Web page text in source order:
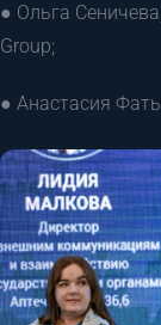
● Ольга
Group;
● Анастасия